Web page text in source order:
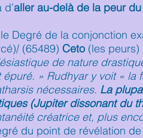
aller au-delà de la peur
le Degré de la conjonction
(65489) Ceto (les peurs)
de nature
» Rudhyar y voit « la
nécessaires. La
(Jupiter dissonant du
créatrice et, plus
du point de révélation